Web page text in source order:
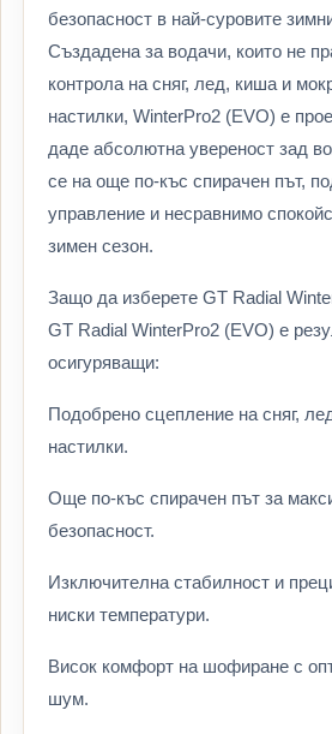
безопасност в най-суровите
Създадена за водачи, които не
контрола на сняг, лед, киша и
настилки, WinterPro2 (EVO) е
даде абсолютна увереност зад
се на още по-къс спирачен път,
управление и несравнимо
зимен сезон.
Защо да изберете GT Radial
GT Radial WinterPro2 (EVO) е
осигуряващи:
Подобрено сцепление на сняг,
настилки.
Още по-къс спирачен път за
безопасност.
Изключителна стабилност и
ниски температури.
Висок комфорт на шофиране с
шум.